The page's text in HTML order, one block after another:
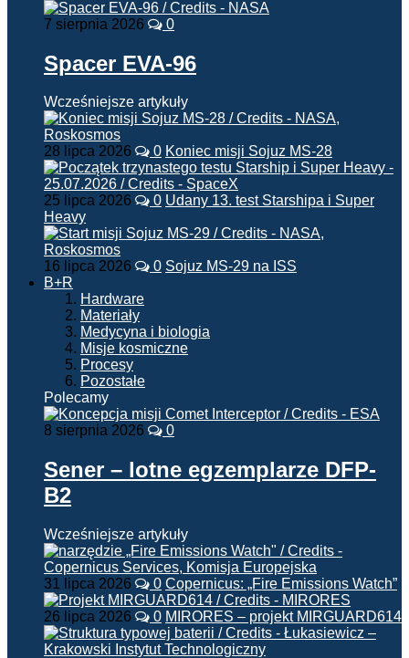
7 sierpnia 2026 0
Spacer EVA-96
Wcześniejsze artykuły
28 lipca 2026 0 Koniec misji Sojuz MS-28
25 lipca 2026 0 Udany 13. test Starshipa i Super
Heavy
16 lipca 2026 0 Sojuz MS-29 na ISS
B+R
Hardware
Materiały
Medycyna i biologia
Misje kosmiczne
Procesy
Pozostałe
Polecamy
8 sierpnia 2026 0
Sener – lotne egzemplarze DFP-
B2
Wcześniejsze artykuły
31 lipca 2026 0 Copernicus: „Fire Emissions Watch”
26 lipca 2026 0 MIRORES – projekt MIRGUARD614